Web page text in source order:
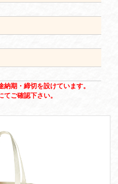
期・締切を設けています。
てご確認下さい。